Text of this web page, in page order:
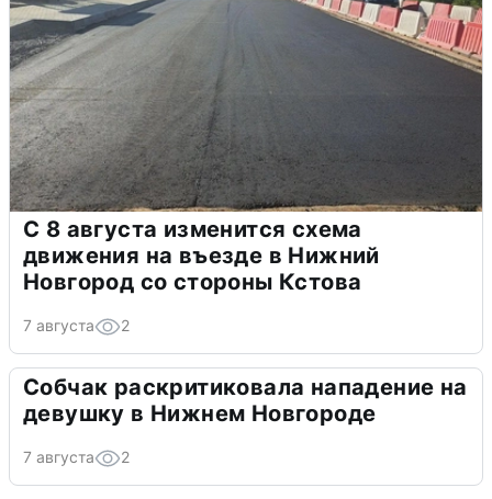
С 8 августа изменится схема
движения на въезде в Нижний
Новгород со стороны Кстова
7 августа 2
Собчак раскритиковала нападение на
девушку в Нижнем Новгороде
7 августа 2